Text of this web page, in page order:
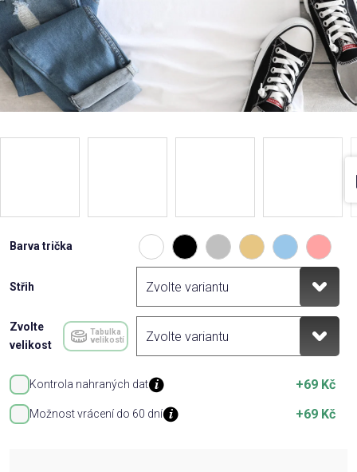
Přihlášení
Barva trička
Střih
Zvolte
velikost
Tabulka
velikostí
Kontrola nahraných dat +69 Kč
Možnost vrácení do 60 dní +69 Kč